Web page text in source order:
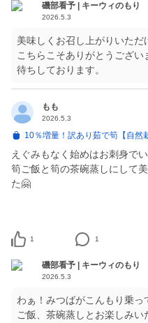
磯部看予 | キーウィのもり
2026.5.3
美味しくお召し上がりいただ
こちらこそありがとうござ
待ちしております。
もも
2026.5.3
10％増量！訳あり茹で筍【自然
えぐみもなく始めはお刺身で
筍ご飯と筍の茶碗蒸しにして
た🤗
1 1
磯部看予 | キーウィのもり
2026.5.3
わぁ！みつばがこんもり乗
ご飯、茶碗蒸しとお楽しみ